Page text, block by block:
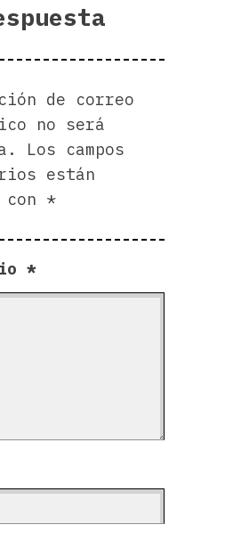
de correo
no será
Los campos
están
con *
*